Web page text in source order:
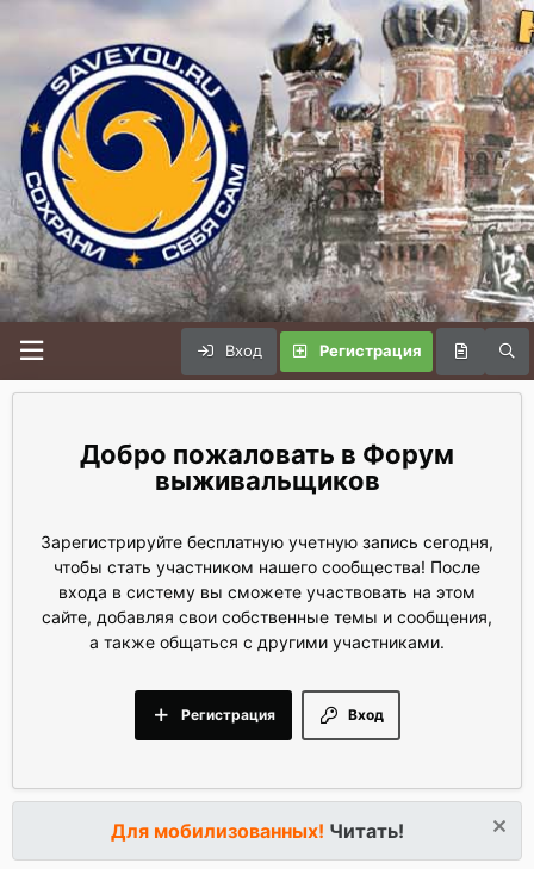
Вход Регистрация
Форум
выживальщиков
Зарегистрируйте бесплатную учетную запись сегодня,
чтобы стать участником нашего сообщества! После
входа в систему вы сможете участвовать на этом
сайте, добавляя свои собственные темы и сообщения,
а также общаться с другими участниками.
Вход
Регистрация
Для мобилизованных! Читать!